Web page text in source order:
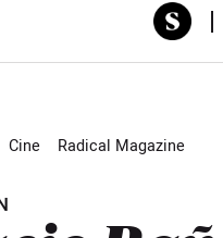
Cine Radical Magazine